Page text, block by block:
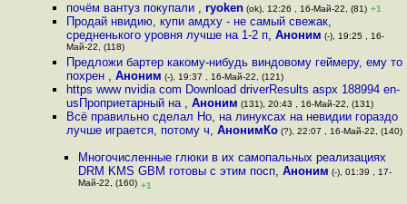
почём вантуз покупали , ryoken(ok), 12:26 , 16-Май-22, (81) +1
Продай нвидию, купи амдху - не самый свежак,
средненького уровня лучше на 1-2 п, Аноним (-), 19:25 , 16-
Май-22, (118)
Предложи бартер какому-нибудь виндовому геймеру, ему то
похрен , Аноним (-), 19:37 , 16-Май-22, (121)
https www nvidia com Download driverResults aspx 188994 en-
usПроприетарный на , Аноним (131), 20:43 , 16-Май-22, (131)
Всё правильно сделал Но, на линуксах на невидии гораздо
лучше играется, потому ч, АнонимКо(?), 22:07 , 16-Май-22, (140)
Многочисленные глюки в их самопальных реализациях
DRM KMS GBM готовы с этим посп, Аноним (-), 01:39 , 17-
Май-22, (160) +1